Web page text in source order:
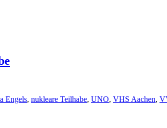
Engels, nukleare Teilhabe, UNO, VHS Aachen,